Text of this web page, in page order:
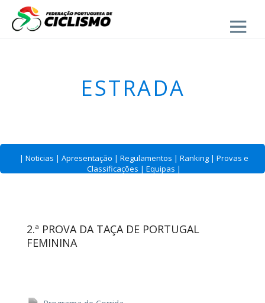
Close
ESTRADA
| Noticias | Apresentação | Regulamentos | Ranking | Provas e
Classificações | Equipas |
2.ª PROVA DA TAÇA DE PORTUGAL
FEMININA